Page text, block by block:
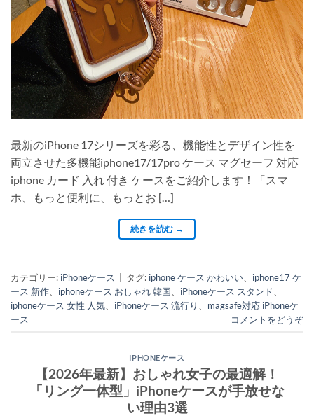
最新のiPhone 17シリーズを彩る、機能性とデザイン性を
両立させた多機能iphone17/17pro ケース マグセーフ 対応
iphone カード 入れ 付き ケースをご紹介します！「スマ
ホ、もっと便利に、もっとお […]
続きを読む →
カテゴリー: iPhoneケース タグ: iphone ケース かわいい
iphone17 ケ
ース 新作
iphoneケース おしゃれ 韓国 iPhoneケース スタンド
iphoneケース 女性 人気
iPhoneケース 流行り
magsafe対応 iPhoneケ
ース
コメントをどうぞ
IPHONEケース
【2026年最新】おしゃれ女子の最適解！
「リング一体型」iPhoneケースが手放せな
い理由3選